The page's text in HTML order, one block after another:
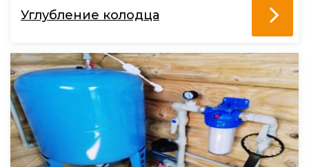
Углубление колодца